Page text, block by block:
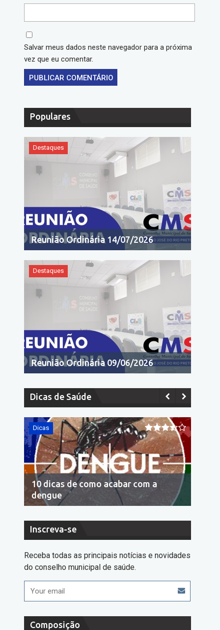
Salvar meus dados neste navegador para a próxima
vez que eu comentar.
Populares
Destaques
Reunião Ordinária 14/07/2026
Destaques
Reunião Ordinária 09/06/2026
Dicas de Saúde
Dicas
10 dicas de como acabar com a
dengue
Inscreva-se
Receba todas as principais notícias e novidades
do conselho municipal de saúde.
Composição